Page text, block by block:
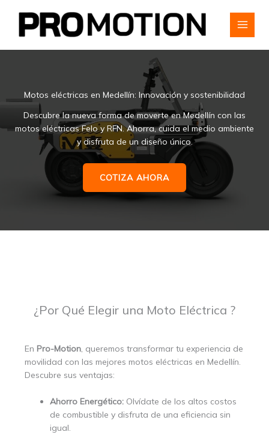
contenido
Motos eléctricas en Medellín: Innovación y sostenibilidad
Descubre la nueva forma de moverte en Medellín con las
motos eléctricas Felo y RFN. Ahorra, cuida el medio ambiente
y disfruta de un diseño único.
COTIZA AHORA
¿Por Qué Elegir una Moto Eléctrica ?
En Pro-Motion, queremos transformar tu experiencia de
movilidad con las mejores motos eléctricas en Medellín.
Descubre sus ventajas:
Ahorro Energético: Olvídate de los altos costos
de combustible y disfruta de una eficiencia sin
igual.